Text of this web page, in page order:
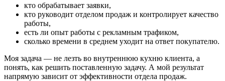
кто обрабатывает заявки,
кто руководит отделом продаж и контролирует качество
работы,
есть ли опыт работы с рекламным трафиком,
сколько времени в среднем уходит на ответ покупателю.
Моя задача — не лезть во внутреннюю кухню клиента, а
понять, как решить поставленную задачу. А мой результат
напрямую зависит от эффективности отдела продаж.